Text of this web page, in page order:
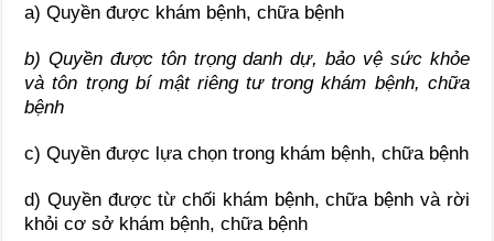
a) Quyền được khám bệnh, chữa bệnh
b) Quyền được tôn trọng danh dự, bảo vệ sức khỏe
và tôn trọng bí mật riêng tư trong khám bệnh, chữa
bệnh
c) Quyền được lựa chọn trong khám bệnh, chữa bệnh
d) Quyền được từ chối khám bệnh, chữa bệnh và rời
khỏi cơ sở khám bệnh, chữa bệnh